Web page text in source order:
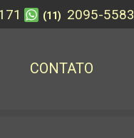
CONTATO
(11) 2095-5583